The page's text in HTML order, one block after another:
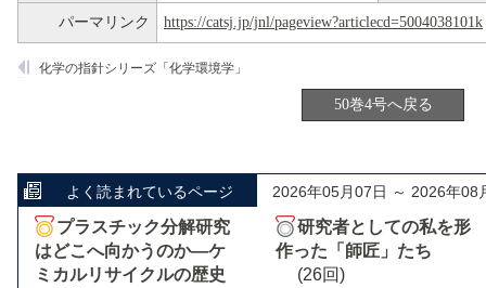
パーマリンク https://catsj.jp/jnl/pageview?articlecd=5004038101k
化学の指針シリーズ「化学環境学」
50巻4号へ戻る
よく読まれているページ 2026年05月07日 ～ 2026年08
プラスチック分解研究
はどこへ向かうのか―ケ
ミカルリサイクルの歴史
研究者としての私を形
作った「師匠」たち
(26回)